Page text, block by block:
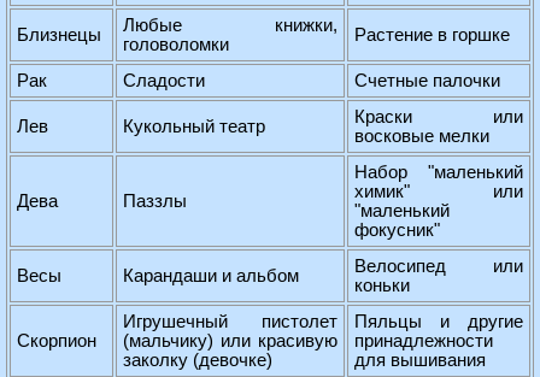
Близнецы
Любые книжки,
головоломки
Растение в горшке
Рак Сладости Счетные палочки
Лев Кукольный театр
Краски или
восковые мелки
Дева Паззлы
Набор "маленький
химик" или
"маленький
фокусник"
Весы Карандаши и альбом
Велосипед или
коньки
Скорпион
Игрушечный пистолет
(мальчику) или красивую
заколку (девочке)
Пяльцы и другие
принадлежности
для вышивания